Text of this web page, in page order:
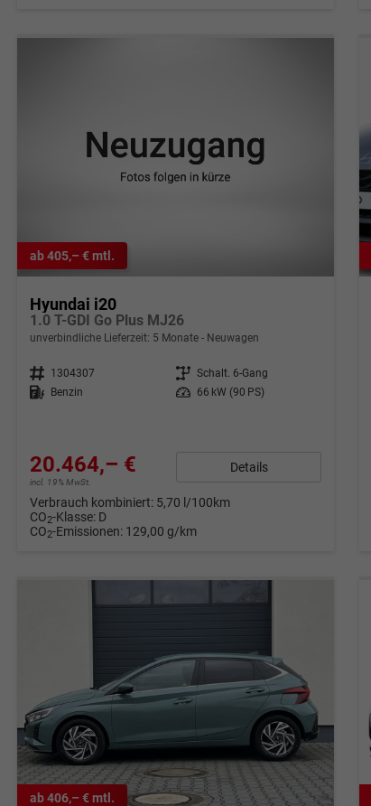
ab 405,– € mtl.
Hyundai i20
1.0 T-GDI Go Plus MJ26
unverbindliche Lieferzeit: 5 Monate Neuwagen
Fahrzeugnr. 1304307 Getriebe Schalt. 6-Gang
Kraftstoff Benzin Leistung 66 kW (90 PS)
20.464,– €
incl. 19% MwSt.
Details
Verbrauch kombiniert: 5,70 l/100km
CO2-Klasse: D
CO2-Emissionen: 129,00 g/km
ab 406,– € mtl.